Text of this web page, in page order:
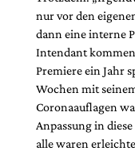
nur vor den
dann eine interne
Intendant
Premiere ein Jahr
Wochen mit
Coronaauflagen
Anpassung in
alle waren